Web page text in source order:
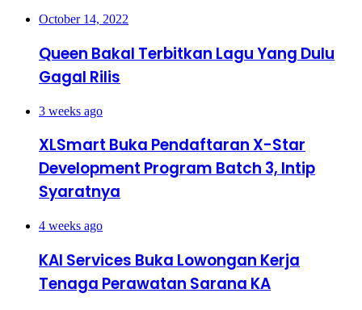
October 14, 2022
Queen Bakal Terbitkan Lagu Yang Dulu
Gagal Rilis
3 weeks ago
XLSmart Buka Pendaftaran X-Star
Development Program Batch 3, Intip
Syaratnya
4 weeks ago
KAI Services Buka Lowongan Kerja
Tenaga Perawatan Sarana KA